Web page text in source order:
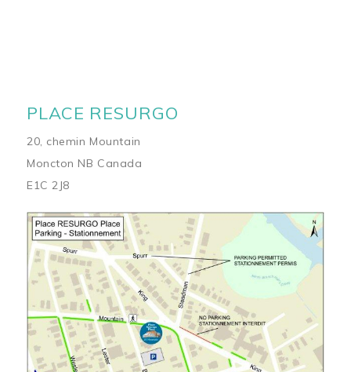
PLACE RESURGO
20, chemin Mountain
Moncton NB Canada
E1C 2J8